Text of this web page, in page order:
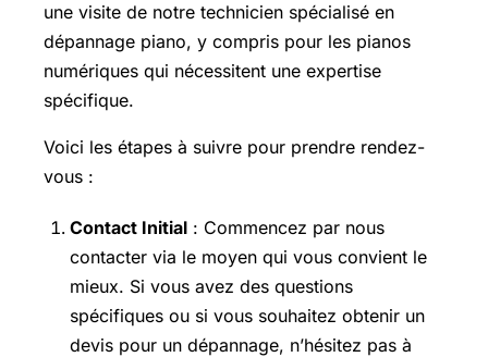
une visite de notre technicien spécialisé en
dépannage piano, y compris pour les pianos
numériques qui nécessitent une expertise
spécifique.
Voici les étapes à suivre pour prendre rendez-
vous :
Contact Initial : Commencez par nous
contacter via le moyen qui vous convient le
mieux. Si vous avez des questions
spécifiques ou si vous souhaitez obtenir un
devis pour un dépannage, n’hésitez pas à